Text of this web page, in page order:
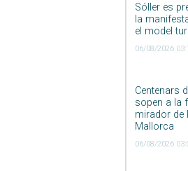
Sóller es
la
el model
06/08/2026
Centenars
sopen a la
mirador de
Mallorca
06/08/2026